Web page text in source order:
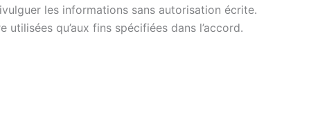
les informations sans autorisation écrite.
utilisées qu’aux fins spécifiées dans l’accord.